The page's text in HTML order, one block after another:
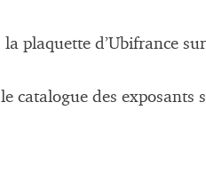
la plaquette d’Ubifrance
le catalogue des exposants